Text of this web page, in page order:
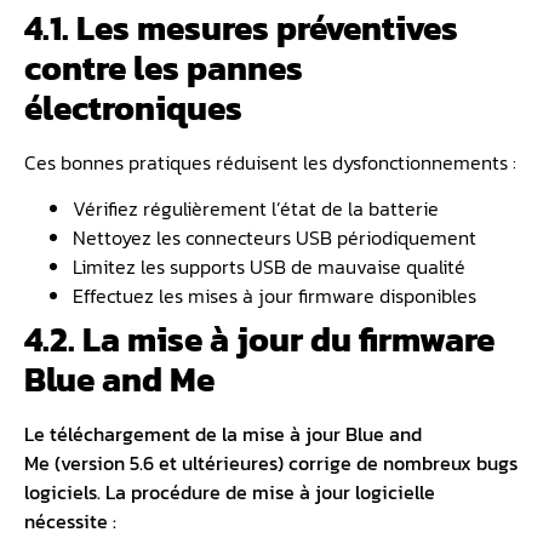
4.1. Les mesures préventives
contre les pannes
électroniques
Ces bonnes pratiques réduisent les dysfonctionnements :
Vérifiez régulièrement l’état de la batterie
Nettoyez les connecteurs USB périodiquement
Limitez les supports USB de mauvaise qualité
Effectuez les mises à jour firmware disponibles
4.2. La mise à jour du firmware
Blue and Me
Le téléchargement de la mise à jour Blue and
Me (version 5.6 et ultérieures) corrige de nombreux bugs
logiciels. La procédure de mise à jour logicielle
nécessite :